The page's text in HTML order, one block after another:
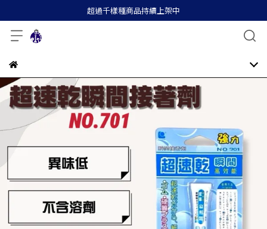
超過千樣種商品持續上架中